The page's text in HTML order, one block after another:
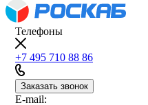
Телефоны
+7 495 710 88 86
Заказать звонок
E-mail: